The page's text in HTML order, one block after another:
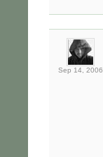
Sep 14, 2006